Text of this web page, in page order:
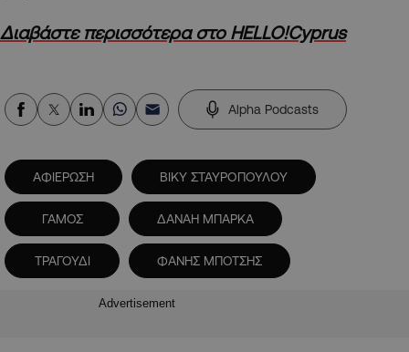
Διαβάστε περισσότερα στο HELLO!Cyprus
Alpha Podcasts
ΑΦΙΕΡΩΣΗ ΒΙΚΥ ΣΤΑΥΡΟΠΟΥΛΟΥ
ΓΑΜΟΣ ΔΑΝΑΗ ΜΠΑΡΚΑ
ΤΡΑΓΟΥΔΙ ΦΑΝΗΣ ΜΠΟΤΣΗΣ
Advertisement